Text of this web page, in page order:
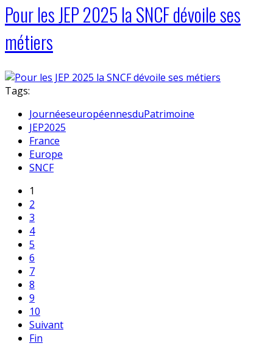
Pour les JEP 2025 la SNCF dévoile ses
métiers
Tags:
JournéeseuropéennesduPatrimoine
JEP2025
France
Europe
SNCF
1
2
3
4
5
6
7
8
9
10
Suivant
Fin